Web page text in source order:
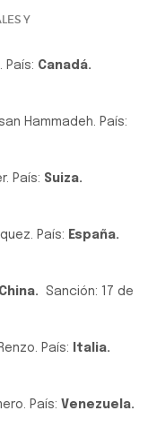
Y
País: Canadá.
Hammadeh. País:
País: Suiza.
País: España.
Sanción: 17 de
País:
Italia.
País: Venezuela.